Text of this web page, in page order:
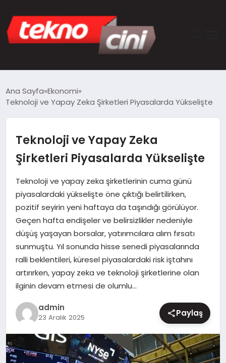
TEKNOLOJI
GÜNCEL
YAŞAM
SAĞLIK
DÜNYA
MAGAZIN
Ana Sayfa Ekonomi
Teknoloji ve Yapay Zeka Şirketleri Piyasalarda Yükselişte
Teknoloji ve Yapay Zeka
Şirketleri Piyasalarda Yükselişte
Teknoloji ve yapay zeka şirketlerinin cuma günü
piyasalardaki yükselişte öne çıktığı belirtilirken,
pozitif seyirin yeni haftaya da taşındığı görülüyor.
Geçen hafta endişeler ve belirsizlikler nedeniyle
düşüş yaşayan borsalar, yatırımcılara alım fırsatı
sunmuştu. Yıl sonunda hisse senedi piyasalarında
ralli beklentileri, küresel piyasalardaki risk iştahını
artırırken, yapay zeka ve teknoloji şirketlerine olan
ilginin devam etmesi de olumlu…
admin
23 Aralık 2025 Paylaş